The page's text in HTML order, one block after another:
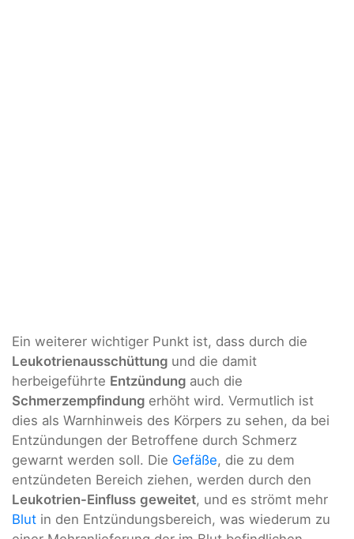
Ein weiterer wichtiger Punkt ist, dass durch die
Leukotrienausschüttung und die damit
herbeigeführte Entzündung auch die
Schmerzempfindung erhöht wird. Vermutlich ist
dies als Warnhinweis des Körpers zu sehen, da bei
Entzündungen der Betroffene durch Schmerz
gewarnt werden soll. Die Gefäße, die zu dem
entzündeten Bereich ziehen, werden durch den
Leukotrien-Einfluss geweitet, und es strömt mehr
Blut in den Entzündungsbereich, was wiederum zu